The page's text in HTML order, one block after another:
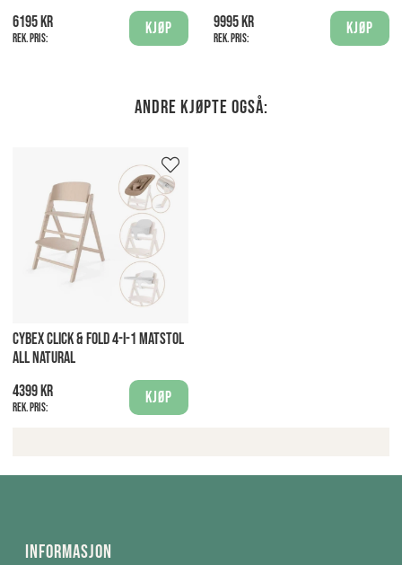
6195 kr
Rek. pris:
Kjøp
9995 kr
Rek. pris:
Kjøp
Andre kjøpte også:
CYBEX CLICK & FOLD 4-I-1 MATSTOL
ALL NATURAL
4399 kr
Rek. pris:
Kjøp
Informasjon